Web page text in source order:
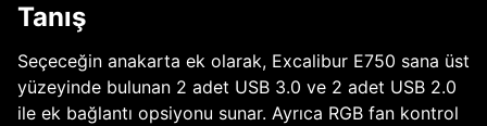
Tanış
Seçeceğin anakarta ek olarak, Excalibur E750 sana üst
yüzeyinde bulunan 2 adet USB 3.0 ve 2 adet USB 2.0
ile ek bağlantı opsiyonu sunar. Ayrıca RGB fan kontrol